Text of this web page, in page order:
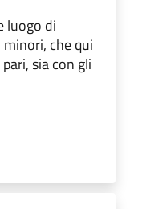
luogo di
che qui
sia con gli